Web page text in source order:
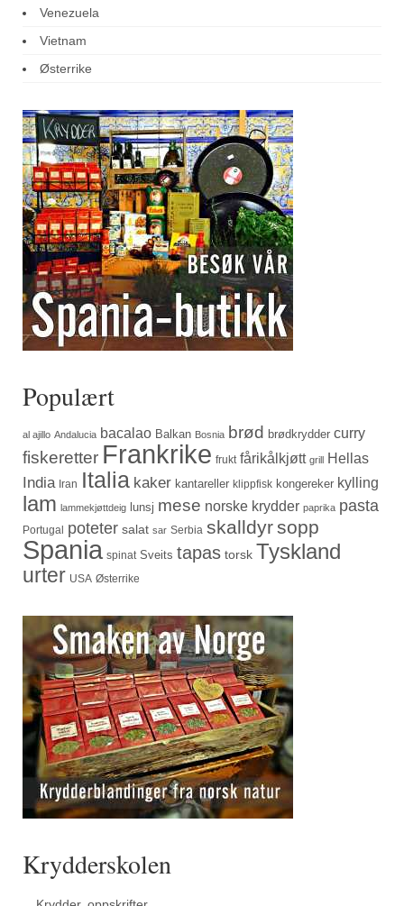
Venezuela
Vietnam
Østerrike
Populært
al ajillo Andalucia bacalao Balkan Bosnia brød brødkrydder curry
fiskeretter Frankrike frukt fårikålkjøtt grill Hellas
India Iran Italia kaker kantareller klippfisk kongereker kylling
lam lammekjøttdeig lunsj mese norske krydder paprika pasta
Portugal poteter salat sar Serbia skalldyrsopp
Spania spinat Sveits tapas torsk Tyskland
urter USA Østerrike
Krydderskolen